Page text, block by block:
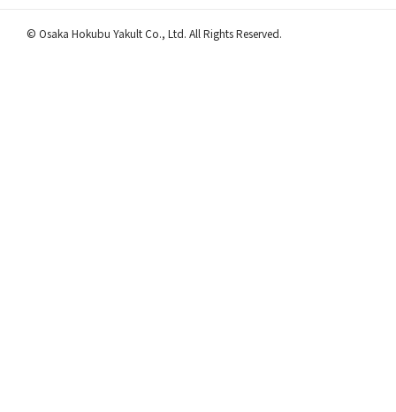
© Osaka Hokubu Yakult Co., Ltd. All Rights Reserved.